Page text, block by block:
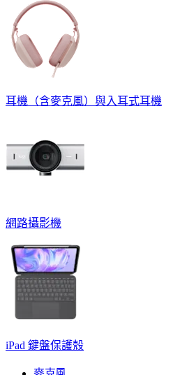
耳機（含麥克風）與入耳式耳機
網路攝影機
iPad 鍵盤保護殼